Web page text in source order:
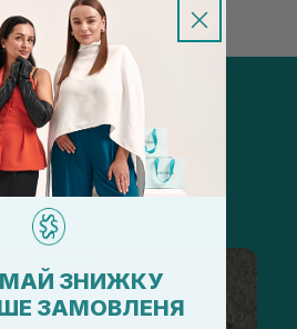
в Instagram
ЗНИЖКУ
ЗАМОВЛЕНЯ